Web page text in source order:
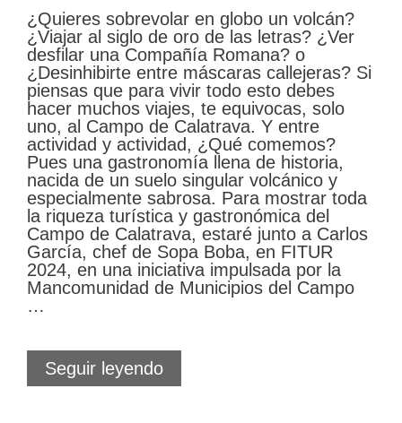
¿Quieres sobrevolar en globo un volcán?
¿Viajar al siglo de oro de las letras? ¿Ver
desfilar una Compañía Romana? o
¿Desinhibirte entre máscaras callejeras? Si
piensas que para vivir todo esto debes
hacer muchos viajes, te equivocas, solo
uno, al Campo de Calatrava. Y entre
actividad y actividad, ¿Qué comemos?
Pues una gastronomía llena de historia,
nacida de un suelo singular volcánico y
especialmente sabrosa. Para mostrar toda
la riqueza turística y gastronómica del
Campo de Calatrava, estaré junto a Carlos
García, chef de Sopa Boba, en FITUR
2024, en una iniciativa impulsada por la
Mancomunidad de Municipios del Campo
…
Seguir leyendoEl
sabor